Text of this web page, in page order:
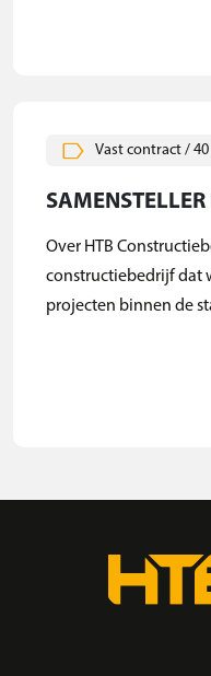
Vast contract /
Over HTB
constructiebedrijf dat
projecten binnen de